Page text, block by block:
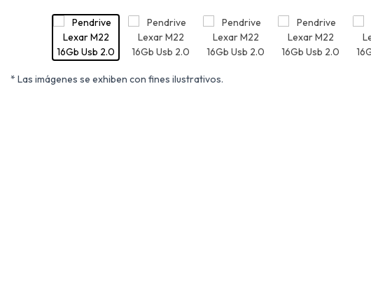
* Las imágenes se exhiben con fines ilustrativos.